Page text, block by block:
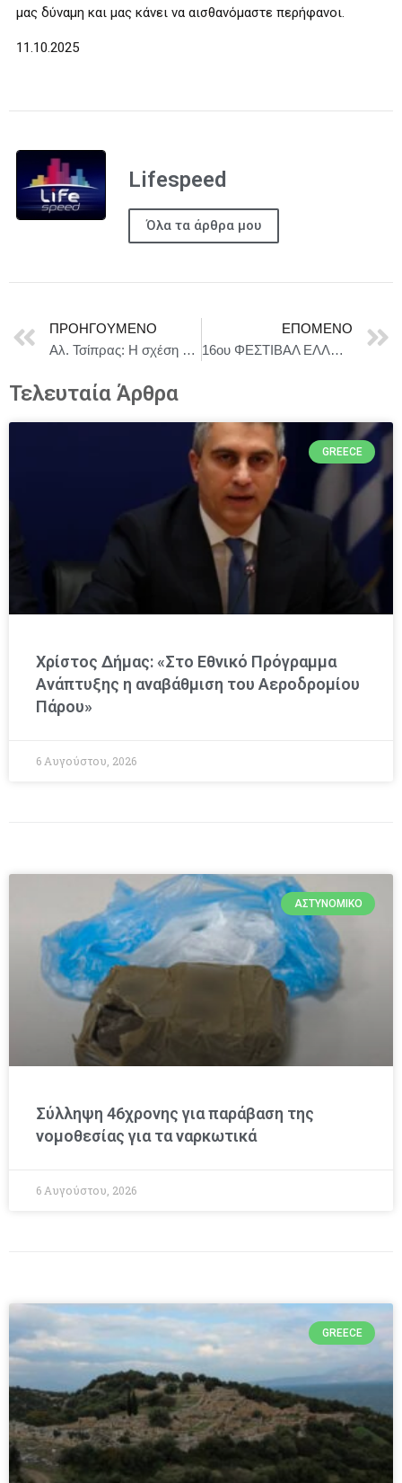
μας δύναμη και μας κάνει να αισθανόμαστε περήφανοι.
11.10.2025
Lifespeed
Όλα τα άρθρα μου
ΠΡΟΗΓΟΎΜΕΝΟ
Αλ. Τσίπρας: Η σχέση μου με τον ΣΥΡΙΖΑ έχει κλείσει
ΕΠΌΜΕΝΟ
16ου ΦΕΣΤΙΒΑΛ ΕΛΛΗΝΙΚΟΥ ΜΕΛΙΟΥ ΚΑΙ ΠΡΟΙΟΝΤΩΝ ΜΕΛΙΣΣΑΣ
Τελευταία Άρθρα
GREECE
Χρίστος Δήμας: «Στο Εθνικό Πρόγραμμα
Ανάπτυξης η αναβάθμιση του Αεροδρομίου
Πάρου»
6 Αυγούστου, 2026
ΑΣΤΥΝΟΜΙΚΌ
Σύλληψη 46χρονης για παράβαση της
νομοθεσίας για τα ναρκωτικά
6 Αυγούστου, 2026
GREECE